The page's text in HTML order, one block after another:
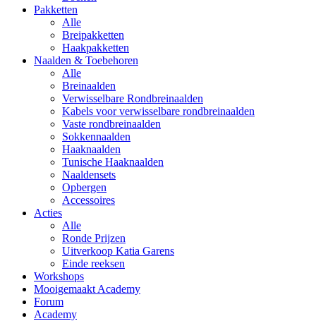
Pakketten
Alle
Breipakketten
Haakpakketten
Naalden & Toebehoren
Alle
Breinaalden
Verwisselbare Rondbreinaalden
Kabels voor verwisselbare rondbreinaalden
Vaste rondbreinaalden
Sokkennaalden
Haaknaalden
Tunische Haaknaalden
Naaldensets
Opbergen
Accessoires
Acties
Alle
Ronde Prijzen
Uitverkoop Katia Garens
Einde reeksen
Workshops
Mooigemaakt Academy
Forum
Academy